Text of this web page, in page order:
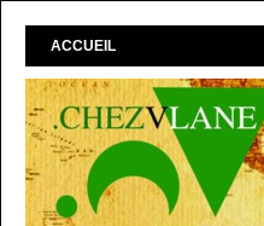
ACCUEIL